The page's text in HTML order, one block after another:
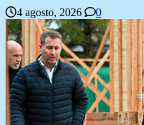
4 agosto, 2026 0